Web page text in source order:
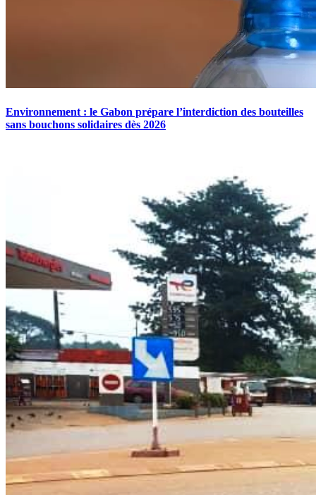
Environnement : le Gabon prépare l’interdiction des bouteilles
sans bouchons solidaires dès 2026